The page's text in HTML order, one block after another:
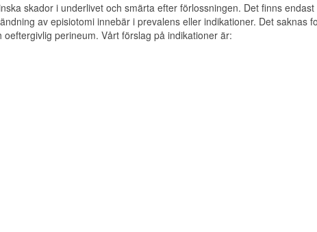
skador i underlivet och smärta efter förlossningen. Det finns
av episiotomi innebär i prevalens eller indikationer. Det saknas
perineum. Vårt förslag på indikationer är: